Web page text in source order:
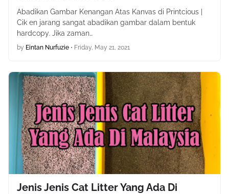
Abadikan Gambar Kenangan Atas Kanvas di Printcious |
Cik en jarang sangat abadikan gambar dalam bentuk
hardcopy. Jika zaman…
by Eintan Nurfuzie • Friday, May 21, 2021
Jenis Jenis Cat Litter Yang Ada Di